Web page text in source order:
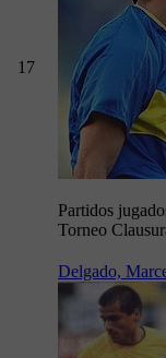
17
Partidos
Torneo
Delgado,